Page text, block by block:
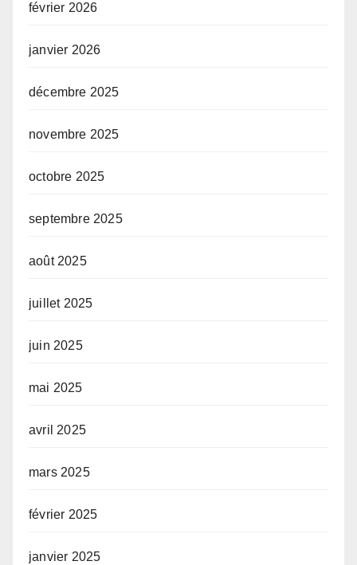
février 2026
janvier 2026
décembre 2025
novembre 2025
octobre 2025
septembre 2025
août 2025
juillet 2025
juin 2025
mai 2025
avril 2025
mars 2025
février 2025
janvier 2025